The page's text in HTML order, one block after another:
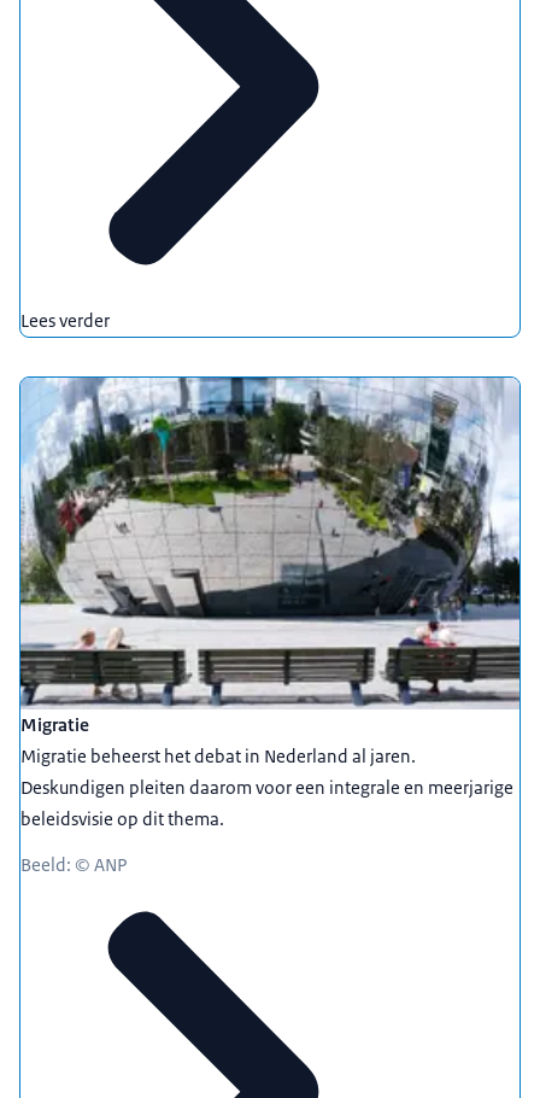
Lees verder
Migratie
Migratie beheerst het debat in Nederland al jaren.
Deskundigen pleiten daarom voor een integrale en meerjarige
beleidsvisie op dit thema.
Beeld: © ANP